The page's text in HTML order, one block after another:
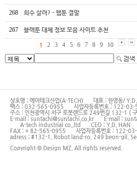
268 희수 살려? - 웹툰 결말
267 블랙툰 대체 정보 모음 사이트 추천
1 2 3 4 5 6 7 8 9 10
상호명 : 에이테크산업(A-TECH) 대표 : 한영동/
팩스 : 032-565-0955
사업자등록번호 : 122-
주소 : 인천광역시 서구 로봇랜드로 249번길 132-1 (
E-mail : suntachi@suntachi.co.kr
E-mail :
A-tech industrial co.,ltd
CEO : Y.D. HAN
FAX : + 82-565-0955
사업자등록번호 : 122-
adress : #132-1, Robot land-ro, 249 beon-gil,
Copyright © Design MZ. All rights reserved.